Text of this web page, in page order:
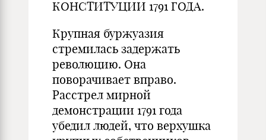
КОНСТИТУЦИИ 1791 ГОДА.
Крупная буржуазия
стремилась задержать
революцию. Она
поворачивает вправо.
Расстрел мирной
демонстрации 1791 года
убедил людей, что верхушка